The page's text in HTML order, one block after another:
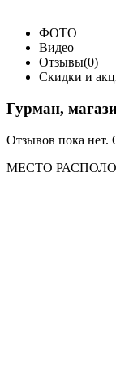
ФОТО
Видео
Отзывы(0)
Скидки и
Гурман,
Отзывов пока нет.
МЕСТО